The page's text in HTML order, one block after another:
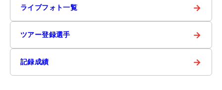
ライブフォト一覧 →
ツアー登録選手 →
記録成績 →